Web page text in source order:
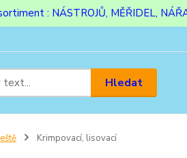
: NÁSTROJŮ, MĚŘIDEL,
Hledat
Krimpovací, lisovací